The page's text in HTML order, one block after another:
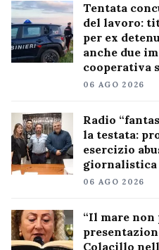
Tentata
del lavoro:
per ex
anche due
cooperativa
06 AGO 2026
Radio
la testata:
esercizio
giornalistica
06 AGO 2026
“Il mare non
Colacillo